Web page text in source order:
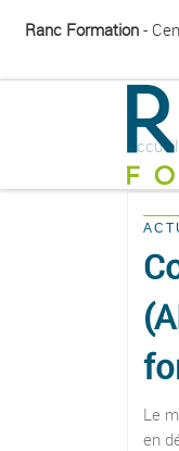
Passer au contenu
Ranc Formation -
Accueil
Le
en